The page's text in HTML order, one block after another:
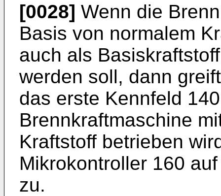
[0028] Wenn die
Basis von normalem
auch als
werden soll, dann
das erste Kennfeld
Brennkraftmaschine
Kraftstoff betrieben
Mikrokontroller 160
zu.